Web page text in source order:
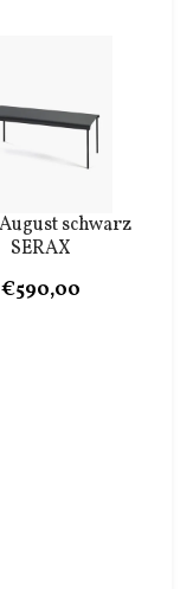
schwarz
SERAX
€590,00